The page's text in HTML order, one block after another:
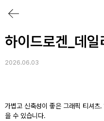
하이드로겐_데일
2026.06.03
가볍고 신축성이 좋은 그래픽 티셔츠
을 수 있습니다.